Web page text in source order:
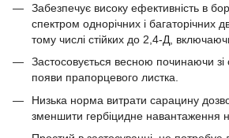
Забезпечує високу ефективність в
спектром однорічних і багаторічних
тому числі стійких до 2,4-Д,
Застосовується весною починаючи зі
появи прапорцевого листка.
Низька норма витрати сарацину
зменшити гербіцидне навантаження